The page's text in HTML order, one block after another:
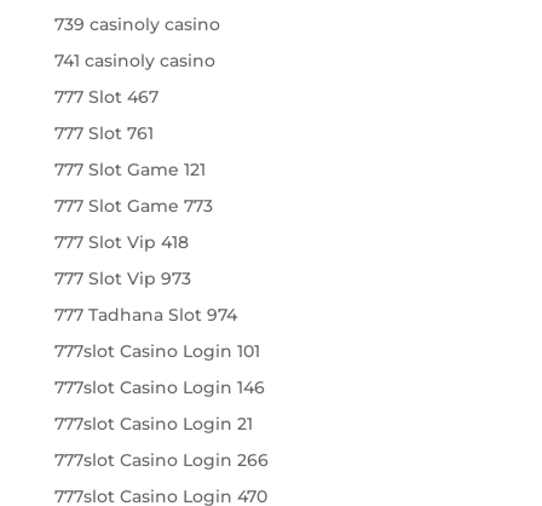
739 casinoly casino
741 casinoly casino
777 Slot 467
777 Slot 761
777 Slot Game 121
777 Slot Game 773
777 Slot Vip 418
777 Slot Vip 973
777 Tadhana Slot 974
777slot Casino Login 101
777slot Casino Login 146
777slot Casino Login 21
777slot Casino Login 266
777slot Casino Login 470